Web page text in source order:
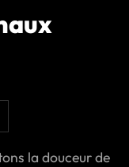
la douceur de